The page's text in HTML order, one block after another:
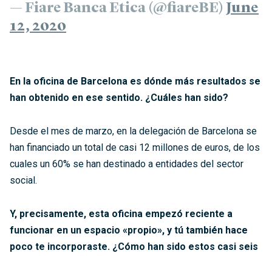
— Fiare Banca Etica (@fiareBE) June
12, 2020
En la oficina de Barcelona es dónde más resultados se
han obtenido en ese sentido. ¿Cuáles han sido?
Desde el mes de marzo, en la delegación de Barcelona se
han financiado un total de casi 12 millones de euros, de los
cuales un 60% se han destinado a entidades del sector
social.
Y, precisamente, esta oficina empezó reciente a
funcionar en un espacio «propio», y tú también hace
poco te incorporaste. ¿Cómo han sido estos casi seis